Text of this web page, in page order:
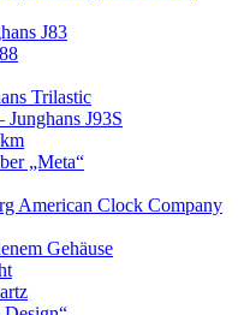
J83
Trilastic
Junghans J93S
„Meta“
American Clock Company
Gehäuse